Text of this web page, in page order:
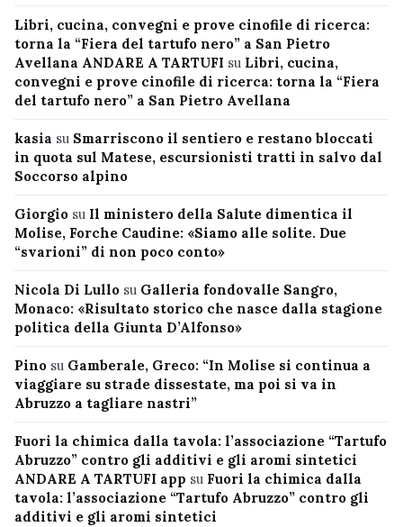
Libri, cucina, convegni e prove cinofile di ricerca:
torna la “Fiera del tartufo nero” a San Pietro
Avellana ANDARE A TARTUFI su Libri, cucina,
convegni e prove cinofile di ricerca: torna la “Fiera
del tartufo nero” a San Pietro Avellana
kasia su Smarriscono il sentiero e restano bloccati
in quota sul Matese, escursionisti tratti in salvo dal
Soccorso alpino
Giorgio su Il ministero della Salute dimentica il
Molise, Forche Caudine: «Siamo alle solite. Due
“svarioni” di non poco conto»
Nicola Di Lullo su Galleria fondovalle Sangro,
Monaco: «Risultato storico che nasce dalla stagione
politica della Giunta D’Alfonso»
Pino su Gamberale, Greco: “In Molise si continua a
viaggiare su strade dissestate, ma poi si va in
Abruzzo a tagliare nastri”
Fuori la chimica dalla tavola: l’associazione “Tartufo
Abruzzo” contro gli additivi e gli aromi sintetici
ANDARE A TARTUFI app su Fuori la chimica dalla
tavola: l’associazione “Tartufo Abruzzo” contro gli
additivi e gli aromi sintetici